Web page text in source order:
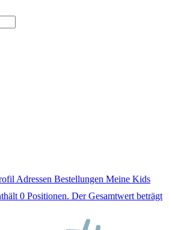
Adressen Bestellungen Meine Kids
0 Positionen. Der Gesamtwert beträgt